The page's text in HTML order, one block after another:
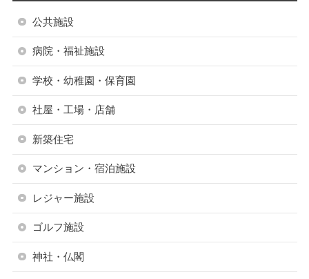
公共施設
病院・福祉施設
学校・幼稚園・保育園
社屋・工場・店舗
新築住宅
マンション・宿泊施設
レジャー施設
ゴルフ施設
神社・仏閣